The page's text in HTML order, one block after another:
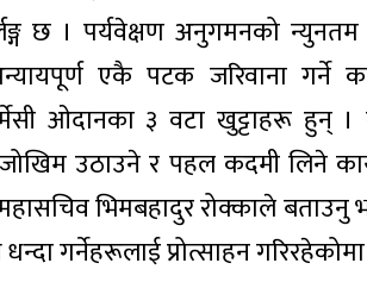
छ । पर्यवेक्षण अनुगमनको न्युनतम
एकै पटक जरिवाना गर्ने
ओदानका ३ वटा खुट्टाहरू हुन्
उठाउने र पहल कदमी लिने
भिमबहादुर रोक्काले
गर्नेहरूलाई प्रोत्साहन